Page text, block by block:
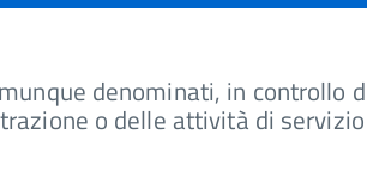
denominati, in
o delle attività di